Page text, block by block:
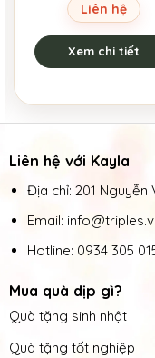
Liên hệ
Xem chi tiết
Liên hệ với Kayla
Địa chỉ: 201 Nguyễn
Email:
Hotline: 0934 305
Mua quà dịp gì?
Quà tặng sinh nhật
Quà tặng tốt nghiệp